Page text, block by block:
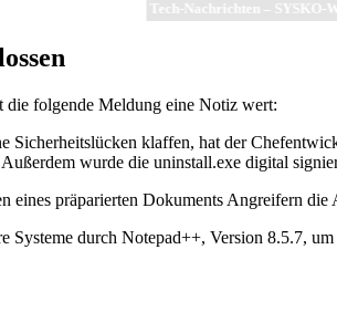
Tech-Nachrichten – SYSKO-
die folgende Meldung eine Notiz wert:
Sicherheitslücken klaffen, hat der
wurde die uninstall.exe digital
eines präparierten Dokuments Angreifern
Systeme durch Notepad++, Version 8.5.7,